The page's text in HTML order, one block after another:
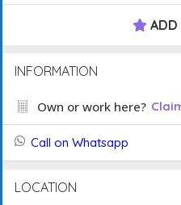
ADD
INFORMATION
Own or work here?
Call on Whatsapp
LOCATION